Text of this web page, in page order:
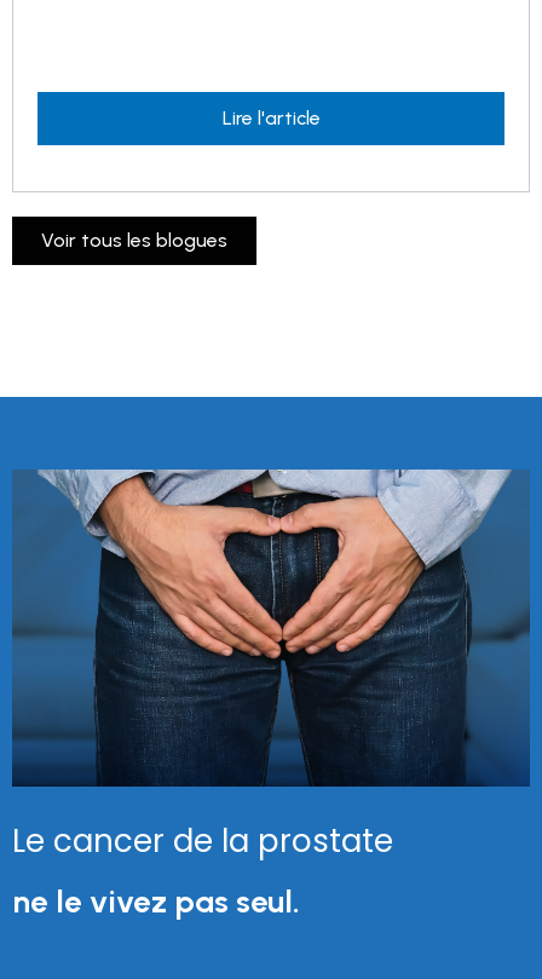
Lire l'article
Voir tous les blogues
Le cancer de la prostate
ne le vivez pas seul.